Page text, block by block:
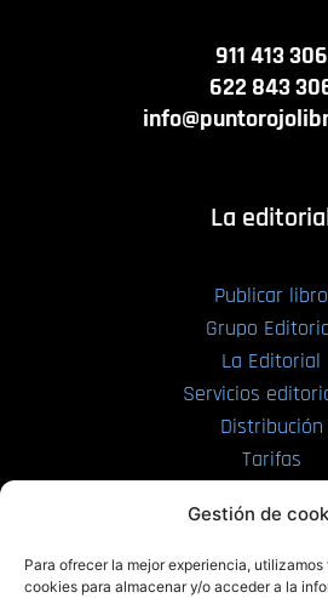
Gestión de
Para ofrecer la mejor experiencia,
cookies para almacenar y/o acceder a la
911 413 306
622 843
La
Publicar libro
Grupo
La Editorial
Servicios
Distribución
Tarifas